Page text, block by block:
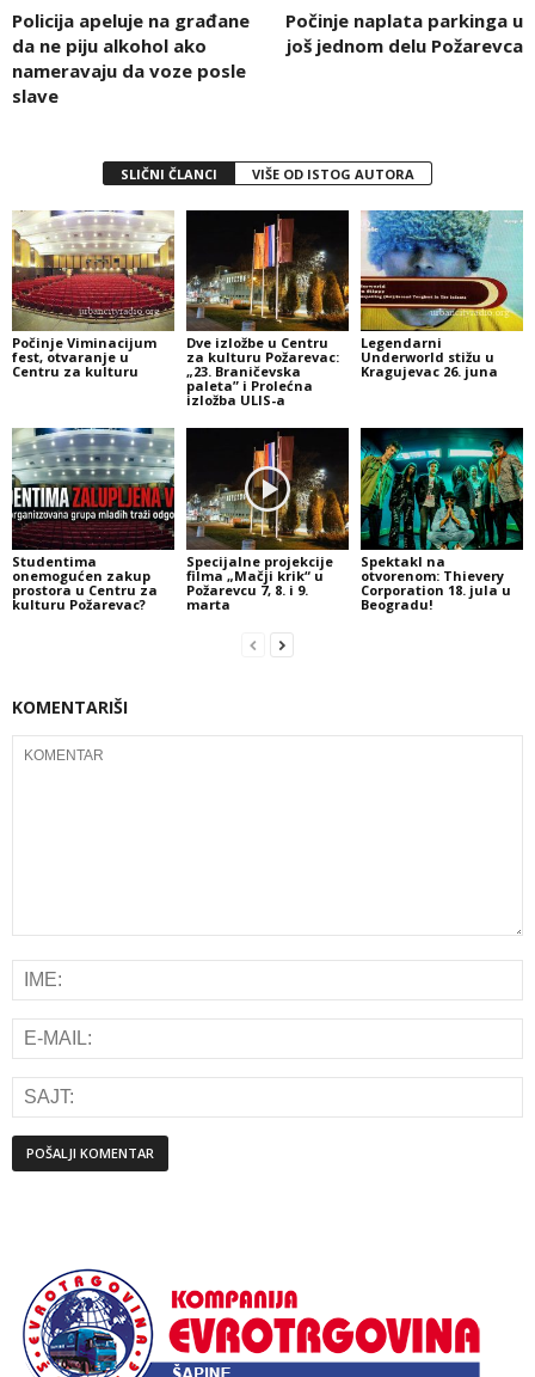
Policija apeluje na građane
da ne piju alkohol ako
nameravaju da voze posle
slave
Počinje naplata parkinga u
još jednom delu Požarevca
SLIČNI ČLANCI VIŠE OD ISTOG AUTORA
Počinje Viminacijum
fest, otvaranje u
Centru za kulturu
Dve izložbe u Centru
za kulturu Požarevac:
„23. Braničevska
paleta” i Prolećna
izložba ULIS-a
Legendarni
Underworld stižu u
Kragujevac 26. juna
Studentima
onemogućen zakup
prostora u Centru za
kulturu Požarevac?
Specijalne projekcije
filma „Mačji krik“ u
Požarevcu 7, 8. i 9.
marta
Spektakl na
otvorenom: Thievery
Corporation 18. jula u
Beogradu!
KOMENTARIŠI